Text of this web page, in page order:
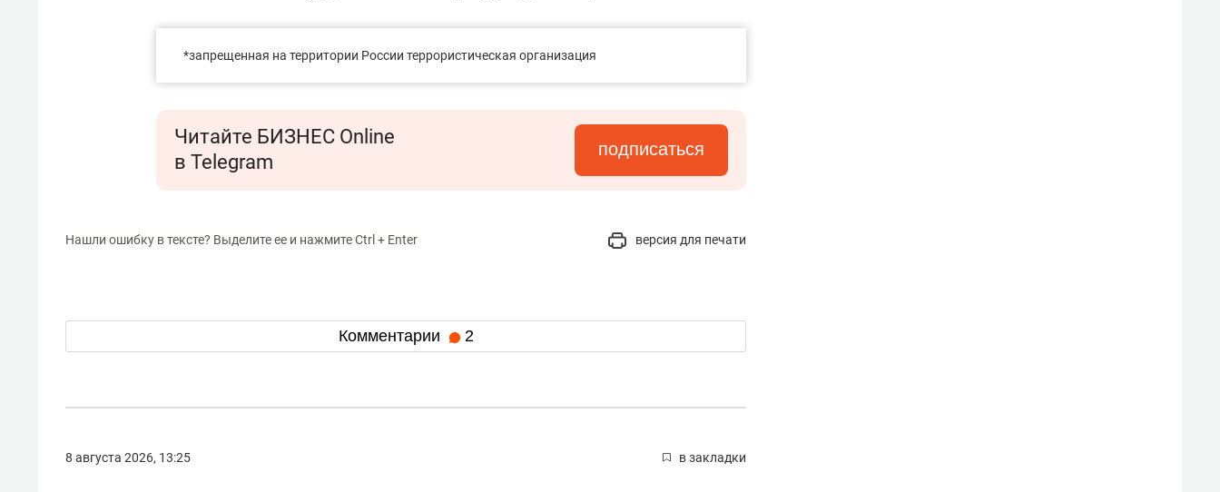
*запрещенная на территории России террористическая организация
Читайте БИЗНЕС Online
в Telegram
подписаться
Нашли ошибку в тексте? Выделите ее и нажмите Ctrl + Enter версия для печати
Комментарии 2
8 августа 2026, 13:25 в закладки